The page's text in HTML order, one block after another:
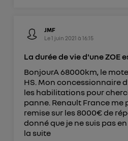
JMF
Le1 juin 2021 à 16:15
La durée de vie d'une ZOE
BonjourA 68000km, le
HS. Mon concessionnaire
les habilitations pour
panne. Renault France me
remise sur les 8000€ de
donné que je ne suis pas
la suite